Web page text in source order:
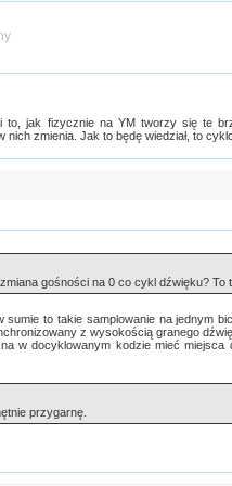
jak fizycznie na YM tworzy się te
zmienia. Jak to będę wiedział, to
gośności na 0 co cykl dźwięku? To
to takie samplowanie na jednym
z wysokością granego
w docyklowanym kodzie mieć miejsca
przygarnę.